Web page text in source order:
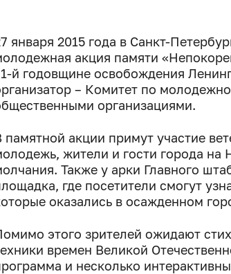
января 2015 года в Санкт-
акция памяти
й годовщине освобождения
– Комитет по
организациями.
памятной акции примут участие
жители и гости города на
Также у арки Главного
где посетители смогут
оказались в осажденном
этого зрителей ожидают
времен Великой
и несколько